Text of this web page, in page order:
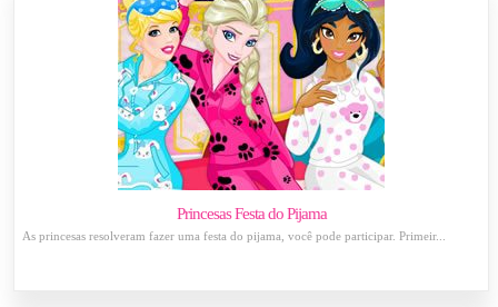
Princesas Festa do Pijama
As princesas resolveram fazer uma festa do pijama, você pode participar. Primeir...